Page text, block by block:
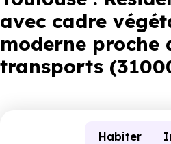
avec cadre
moderne proche
transports
Habiter